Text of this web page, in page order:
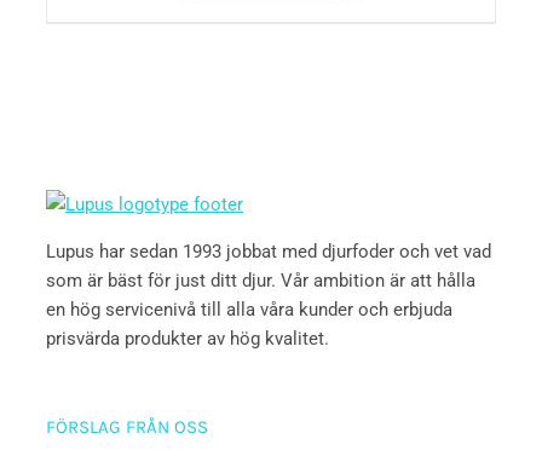
Lupus har sedan 1993 jobbat med djurfoder och vet vad
som är bäst för just ditt djur. Vår ambition är att hålla
en hög servicenivå till alla våra kunder och erbjuda
prisvärda produkter av hög kvalitet.
FÖRSLAG FRÅN OSS